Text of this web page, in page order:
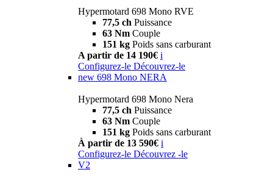
Hypermotard 698 Mono RVE
77,5 ch Puissance
63 Nm Couple
151 kg Poids sans carburant
A partir de 14 190€ i
Configurez-le Découvrez-le
new 698 Mono NERA
Hypermotard 698 Mono Nera
77,5 ch Puissance
63 Nm Couple
151 kg Poids sans carburant
À partir de 13 590€ i
Configurez-le Découvrez -le
V2